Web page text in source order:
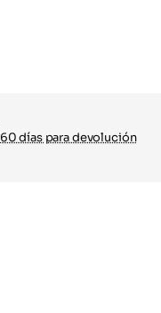
60 días para devolución